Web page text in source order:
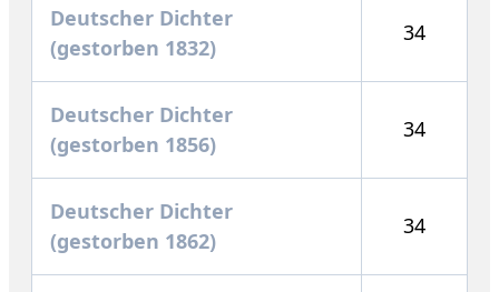
Deutscher Dichter
(gestorben 1832)
34
Deutscher Dichter
(gestorben 1856)
34
Deutscher Dichter
(gestorben 1862)
34